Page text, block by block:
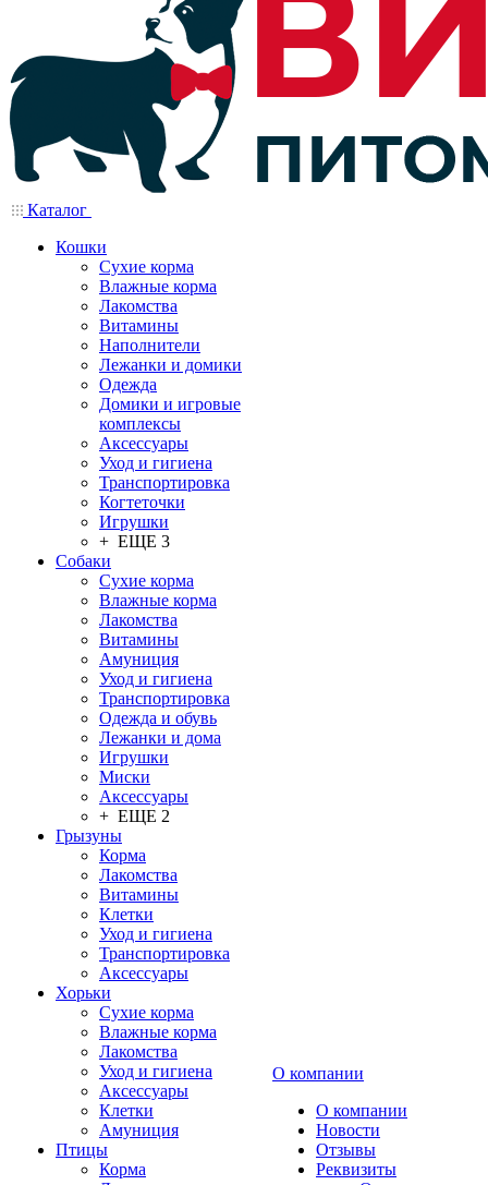
Каталог
Кошки
Сухие корма
Влажные корма
Лакомства
Витамины
Наполнители
Лежанки и домики
Одежда
Домики и игровые
комплексы
Аксессуары
Уход и гигиена
Транспортировка
Когтеточки
Игрушки
+ ЕЩЕ 3
Собаки
Сухие корма
Влажные корма
Лакомства
Витамины
Амуниция
Уход и гигиена
Транспортировка
Одежда и обувь
Лежанки и дома
Игрушки
Миски
Аксессуары
+ ЕЩЕ 2
Грызуны
Корма
Лакомства
Витамины
Клетки
Уход и гигиена
Транспортировка
Аксессуары
Хорьки
Сухие корма
Влажные корма
Лакомства
Уход и гигиена
Аксессуары
Клетки
Амуниция
Птицы
Корма
О компании
О компании
Новости
Отзывы
Реквизиты